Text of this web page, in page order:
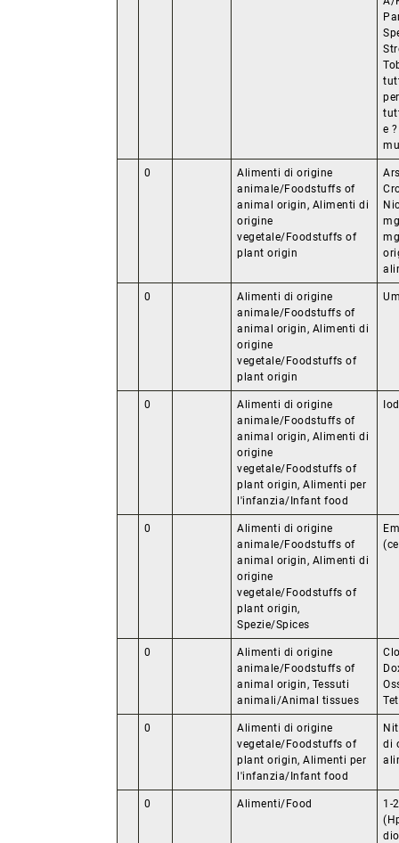
e
0
Alimenti di origine
animale/Foodstuffs of
animal origin, Alimenti di
origine
vegetale/Foodstuffs of
plant origin
0
Alimenti di origine
animale/Foodstuffs of
animal origin, Alimenti di
origine
vegetale/Foodstuffs of
plant origin
0
Alimenti di origine
animale/Foodstuffs of
animal origin, Alimenti di
origine
vegetale/Foodstuffs of
plant origin, Alimenti per
l'infanzia/Infant food
0
Alimenti di origine
animale/Foodstuffs of
animal origin, Alimenti di
origine
vegetale/Foodstuffs of
plant origin,
Spezie/Spices
0
Alimenti di origine
animale/Foodstuffs of
animal origin, Tessuti
animali/Animal tissues
0
Alimenti di origine
vegetale/Foodstuffs of
plant origin, Alimenti per
l'infanzia/Infant food
di
0 Alimenti/Food
1-